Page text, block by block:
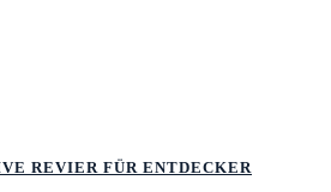
REVIER FÜR ENTDECKER